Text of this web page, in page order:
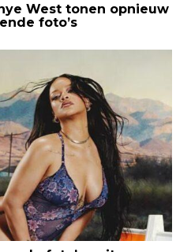
West tonen opnieuw
foto’s